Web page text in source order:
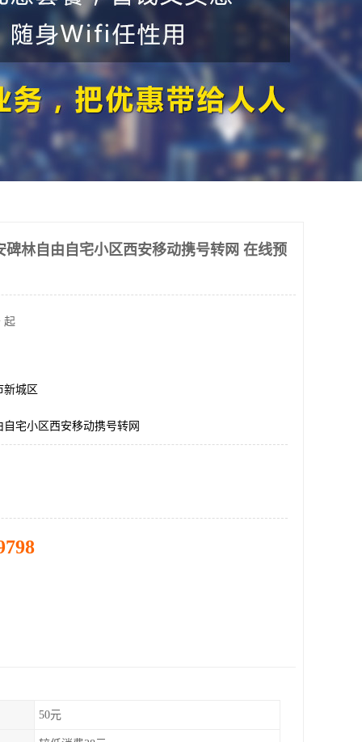
碑林自由自宅小区西安移动携号转网 在线预
起
新城区
自宅小区西安移动携号转网
50元